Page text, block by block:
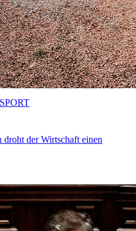
der Wirtschaft einen